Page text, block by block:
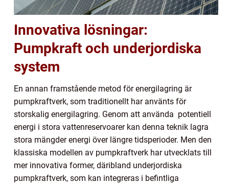
Innovativa lösningar:
Pumpkraft och underjordiska
system
En annan framstående metod för energilagring är
pumpkraftverk, som traditionellt har använts för
storskalig energilagring. Genom att använda potentiell
energi i stora vattenreservoarer kan denna teknik lagra
stora mängder energi över längre tidsperioder. Men den
klassiska modellen av pumpkraftverk har utvecklats till
mer innovativa former, däribland underjordiska
pumpkraftverk, som kan integreras i befintliga